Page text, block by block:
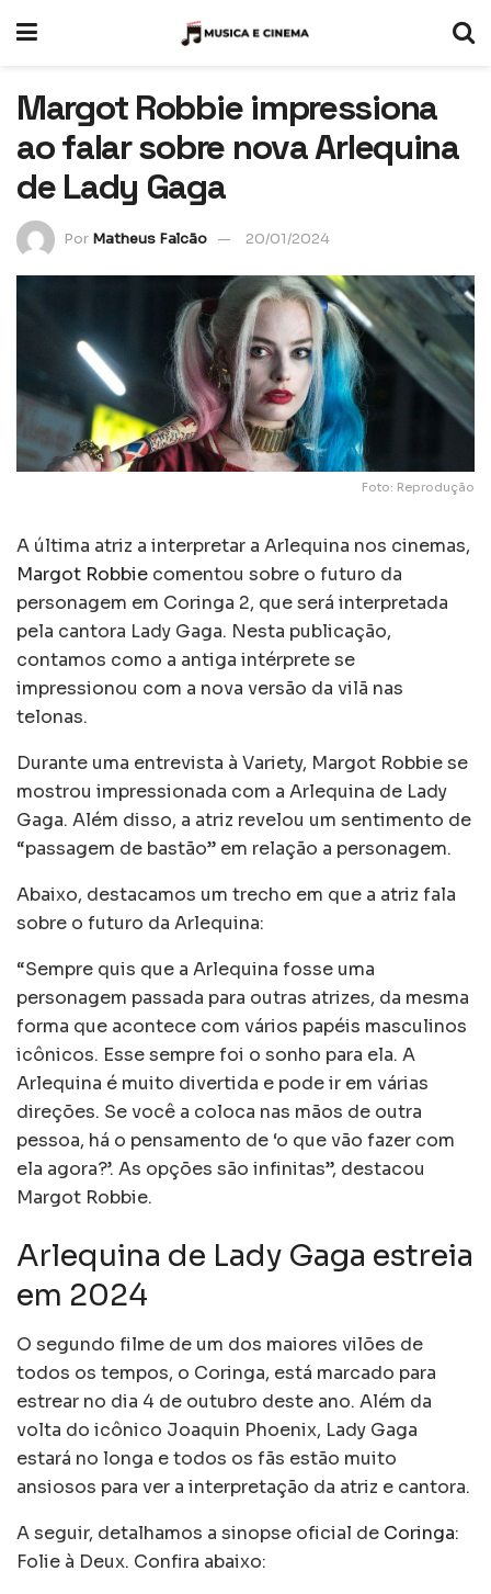
Margot Robbie impressiona
ao falar sobre nova Arlequina
de Lady Gaga
Por Matheus Falcão 20/01/2024
Foto: Reprodução
A última atriz a interpretar a Arlequina nos cinemas,
Margot Robbie comentou sobre o futuro da
personagem em Coringa 2, que será interpretada
pela cantora Lady Gaga. Nesta publicação,
contamos como a antiga intérprete se
impressionou com a nova versão da vilã nas
telonas.
Durante uma entrevista à Variety, Margot Robbie se
mostrou impressionada com a Arlequina de Lady
Gaga. Além disso, a atriz revelou um sentimento de
“passagem de bastão” em relação a personagem.
Abaixo, destacamos um trecho em que a atriz fala
sobre o futuro da Arlequina:
“Sempre quis que a Arlequina fosse uma
personagem passada para outras atrizes, da mesma
forma que acontece com vários papéis masculinos
icônicos. Esse sempre foi o sonho para ela. A
Arlequina é muito divertida e pode ir em várias
direções. Se você a coloca nas mãos de outra
pessoa, há o pensamento de ‘o que vão fazer com
ela agora?’. As opções são infinitas”, destacou
Margot Robbie.
Arlequina de Lady Gaga estreia
em 2024
O segundo filme de um dos maiores vilões de
todos os tempos, o Coringa, está marcado para
estrear no dia 4 de outubro deste ano. Além da
volta do icônico Joaquin Phoenix, Lady Gaga
estará no longa e todos os fãs estão muito
ansiosos para ver a interpretação da atriz e cantora.
A seguir, detalhamos a sinopse oficial de Coringa:
Folie à Deux. Confira abaixo: